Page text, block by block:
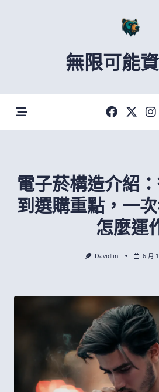
無限可能
電子菸構造介紹
到選購重點，一
怎麼運
Davidlin 6 月